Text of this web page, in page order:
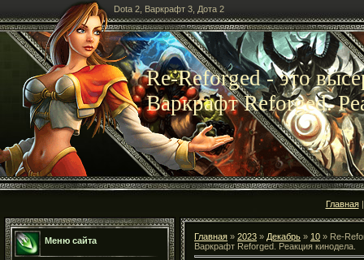
Dota 2, Варкрафт 3, Дота 2
Re-Reforged - это
Варкрафт Reforged.
Главная
Меню сайта Главная » 2023 » Декабрь » 10 » Re-
Варкрафт Reforged. Реакция кинодела.